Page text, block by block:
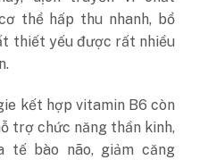
thể hấp thu nhanh, bổ
thiết yếu được rất nhiều
kết hợp vitamin B6 còn
trợ chức năng thần kinh,
tế bào não, giảm căng